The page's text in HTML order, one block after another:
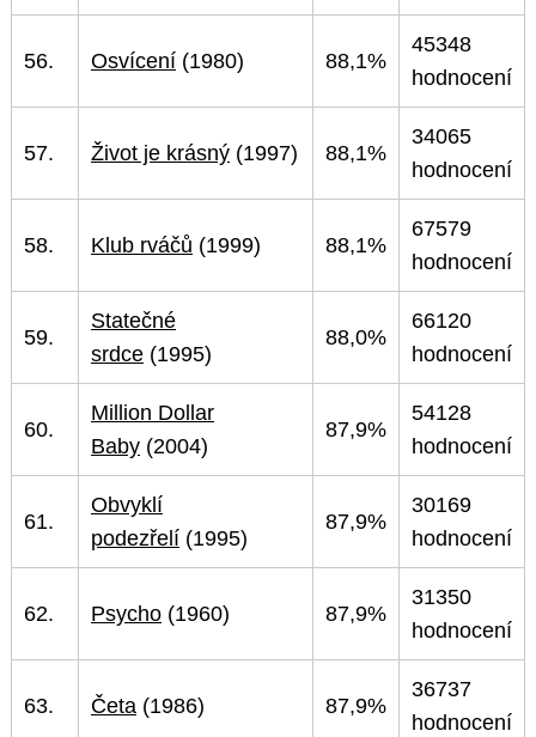
56. Osvícení (1980) 88,1%
45348
hodnocení
57. Život je krásný (1997) 88,1%
34065
hodnocení
58. Klub rváčů (1999) 88,1%
67579
hodnocení
59.
Statečné
srdce (1995)
88,0%
66120
hodnocení
60.
Million Dollar
Baby (2004)
87,9%
54128
hodnocení
61.
Obvyklí
podezřelí (1995)
87,9%
30169
hodnocení
62. Psycho (1960) 87,9%
31350
hodnocení
63. Četa (1986) 87,9%
36737
hodnocení